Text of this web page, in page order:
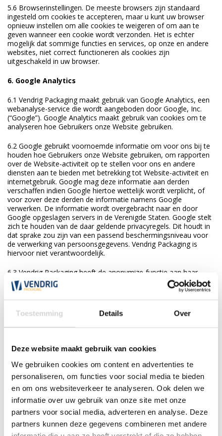
Toestemming Details Over
Deze website maakt gebruik van cookies
We gebruiken cookies om content en advertenties te
personaliseren, om functies voor social media te bieden
en om ons websiteverkeer te analyseren. Ook delen we
informatie over uw gebruik van onze site met onze
partners voor social media, adverteren en analyse. Deze
partners kunnen deze gegevens combineren met andere
5.6 Browserinstellingen. De meeste browsers zijn standaard
ingesteld om cookies te accepteren, maar u kunt uw browser
opnieuw instellen om alle cookies te weigeren of om aan te
geven wanneer een cookie wordt verzonden. Het is echter
mogelijk dat sommige functies en services, op onze en andere
websites, niet correct functioneren als cookies zijn
uitgeschakeld in uw browser.
6. Google Analytics
6.1 Vendrig Packaging maakt gebruik van Google Analytics, een
webanalyse-service die wordt aangeboden door Google, Inc.
(“Google”). Google Analytics maakt gebruik van cookies om te
analyseren hoe Gebruikers onze Website gebruiken.
6.2 Google gebruikt voornoemde informatie om voor ons bij te
houden hoe Gebruikers onze Website gebruiken, om rapporten
over de Website-activiteit op te stellen voor ons en andere
diensten aan te bieden met betrekking tot Website-activiteit en
internetgebruik. Google mag deze informatie aan derden
verschaffen indien Google hiertoe wettelijk wordt verplicht, of
voor zover deze derden de informatie namens Google
verwerken. De informatie wordt overgebracht naar en door
Google opgeslagen servers in de Verenigde Staten. Google stelt
zich te houden van de daar geldende privacyregels. Dit houdt in
dat sprake zou zijn van een passend beschermingsniveau voor
de verwerking van persoonsgegevens. Vendrig Packaging is
hiervoor niet verantwoordelijk.
6.3 Vendrig Packaging heeft de anonymize-functie aan haar
Google Analyticsconfiguratie toegevoegd, met als gevolg dat
geen volledige IP-adressen naar Google worden gestuurd: het
laatste octet van het IP-adres wordt verwijderd, zodat tracking
op individueel niveau technisch onmogelijk wordt gemaakt.
7. Sociale netwerken
7.1 Op de Website zijn buttons opgenomen om webpagina’s te
kunnen promoten of delen op sociale netwerken zoals
Facebook van Facebook, Inc. LinkedIn van LinkedIn Ireland U.C.
en Google+ van Google, Inc. (“sociale netwerken”). Deze
buttons werken door middel van stukjes code die van de sociale
netwerken zelf afkomstig zijn. Door middel van deze codes
worden cookies geplaatst. Vendrig Packaging heeft daarop geen
invloed. Wij raden u aan om de privacyverklaring van de sociale
netwerken (die regelmatig kunnen wijzigen) te lezen, om te zien
wat zij met de persoonsgegevens doen die wij via deze cookies